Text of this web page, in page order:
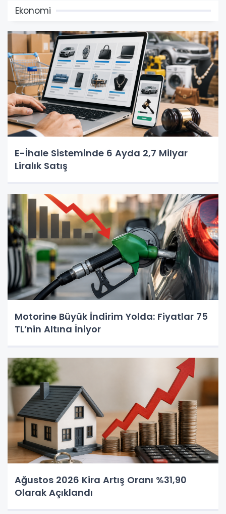
Ekonomi
E-İhale Sisteminde 6 Ayda 2,7 Milyar
Liralık Satış
Motorine Büyük İndirim Yolda: Fiyatlar 75
TL’nin Altına İniyor
Ağustos 2026 Kira Artış Oranı %31,90
Olarak Açıklandı